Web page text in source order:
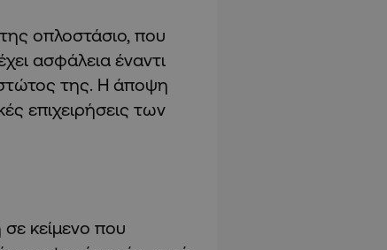
οπλοστάσιο, που
ασφάλεια έναντι
της. Η άποψη
επιχειρήσεις των
σε κείμενο που